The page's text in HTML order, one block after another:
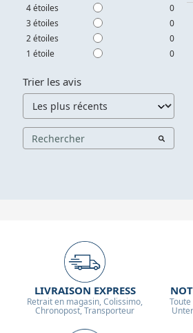
4étoiles
0
3étoiles
0
2étoiles
0
1 étoile 0
Trier les avis
LIVRAISON EXPRESS
Retrait en magasin, Colissimo,
Chronopost, Transporteur